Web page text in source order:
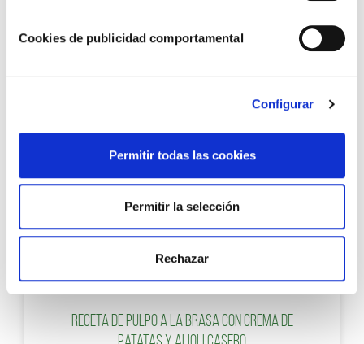
Cookies de publicidad comportamental
Configurar
Permitir todas las cookies
Permitir la selección
Rechazar
RECETAS CON ALIOLI
Receta de Pulpo a la Brasa con crema de